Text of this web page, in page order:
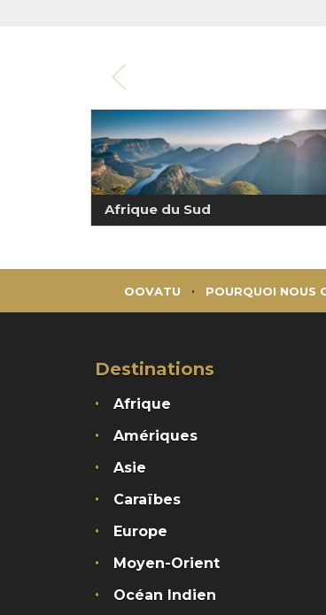
Afrique du Sud
OOVATU POURQUOI NOUS
Destinations
Afrique
Amériques
Asie
Caraïbes
Europe
Moyen-Orient
Océan Indien